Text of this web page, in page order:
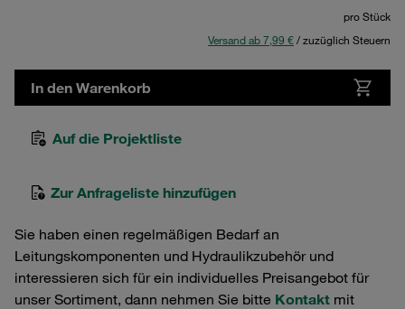
pro Stück
Versand ab 7,99 €/ zuzüglich Steuern
In den Warenkorb
Auf die Projektliste
Zur Anfrageliste hinzufügen
Sie haben einen regelmäßigen Bedarf an
Leitungskomponenten und Hydraulikzubehör und
interessieren sich für ein individuelles Preisangebot für
unser Sortiment, dann nehmen Sie bitte Kontakt mit